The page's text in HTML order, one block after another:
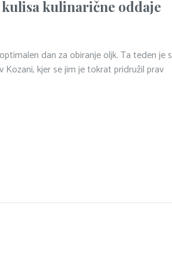
kulinarične oddaje
dan za obiranje oljk. Ta teden je s
kjer se jim je tokrat pridružil prav